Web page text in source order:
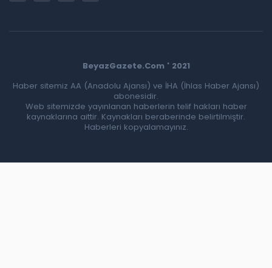
BeyazGazete.Com ' 2021
Haber sitemiz AA (Anadolu Ajansı) ve İHA (İhlas Haber Ajansı)
abonesidir.
Web sitemizde yayınlanan haberlerin telif hakları haber
kaynaklarına aittir. Kaynakları beraberinde belirtilmiştir.
Haberleri kopyalamayınız.